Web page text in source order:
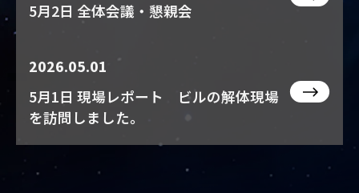
5月2日 全体会議・懇親会
2026.05.01
5月1日 現場レポート ビルの解体現場
を訪問しました。